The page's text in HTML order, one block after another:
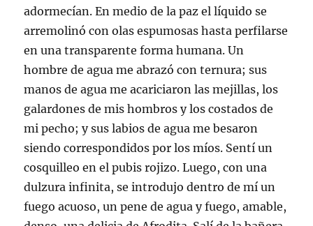
adormecían. En medio de la paz el líquido se
arremolinó con olas espumosas hasta perfilarse
en una transparente forma humana. Un
hombre de agua me abrazó con ternura; sus
manos de agua me acariciaron las mejillas, los
galardones de mis hombros y los costados de
mi pecho; y sus labios de agua me besaron
siendo correspondidos por los míos. Sentí un
cosquilleo en el pubis rojizo. Luego, con una
dulzura infinita, se introdujo dentro de mí un
fuego acuoso, un pene de agua y fuego, amable,